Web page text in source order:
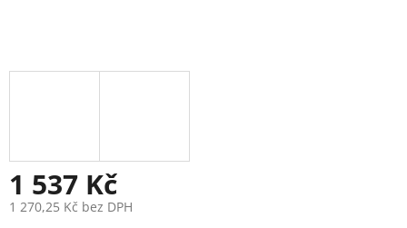
1 537 Kč
1 270,25 Kč bez DPH